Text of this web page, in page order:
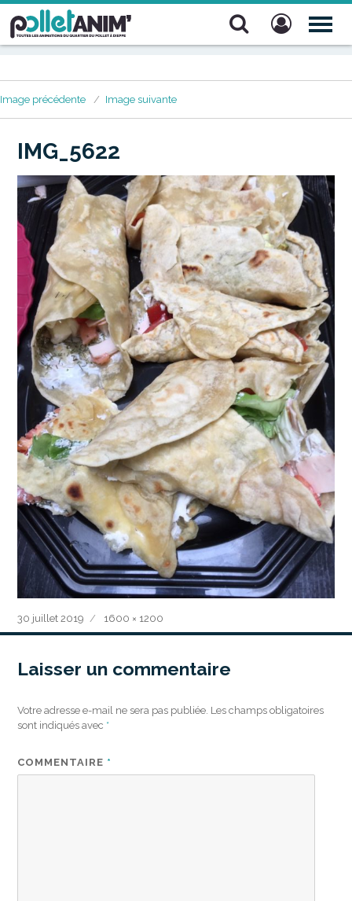
Pollet Anim'
Image précédente Image suivante
IMG_5622
Publié
le
30 juillet 2019
Taille
réelle
1600 × 1200
Laisser un commentaire
Votre adresse e-mail ne sera pas publiée. Les champs obligatoires
sont indiqués avec *
COMMENTAIRE *